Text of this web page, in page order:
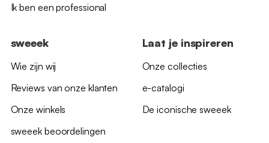
Ik ben een professional
sweeek
Wie zijn wij
Reviews van onze klanten
Onze winkels
sweeek beoordelingen
Laat je inspireren
Onze collecties
e-catalogi
De iconische sweeek